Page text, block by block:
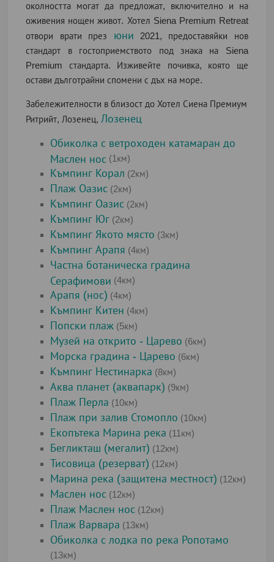
околността могат да предложат, включително и на
оживения нощен живот. Хотел Siena Premium Retreat
отвори врати през юни 2021, предоставяйки нов
стандарт в гостоприемството под знака на Siena
Premium стандарта. Изживейте почивка, която ще
остави дълготрайни спомени с дъх на море.
Забележителности в близост до Хотел Сиена Премиум
Ритрийт, Лозенец, Лозенец
Обиколка с ветроходен катамаран до
Маслен нос (1км)
Къмпинг Корал (2км)
Плаж Оазис (2км)
Къмпинг Оазис (2км)
Къмпинг Юг (2км)
Къмпинг Якото място (3км)
Къмпинг Арапя (4км)
Частна ботаническа градина
Серафимови (4км)
Арапя (нос) (4км)
Къмпинг Китен (4км)
Попски плаж (5км)
Музей на открито - Царево (6км)
Морска градина - Царево (6км)
Къмпинг Нестинарка (8км)
Аква планет (аквапарк) (9км)
Плаж Перла (10км)
Плаж при залив Стомопло (10км)
Екопътека Марина река (11км)
Бегликташ (мегалит) (12км)
Тисовица (резерват) (12км)
Марина река (защитена местност) (12км)
Маслен нос (12км)
Плаж Маслен нос (12км)
Плаж Варвара (13км)
Обиколка с лодка по река Ропотамо
(13км)